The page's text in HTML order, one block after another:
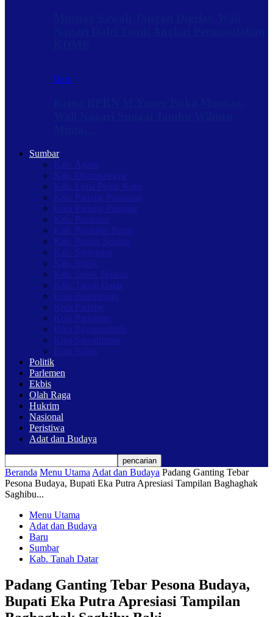
Baru
Sumbar
Kab. Agam
Kab. Dharmasraya
Kab. Lima Puluh Kota
Kab. Padang Pariaman
Kota Padang Panjang
Kab. Pasaman
Kab. Pasaman Barat
Kab. Pesisir Selatan
Kab. Sijunjung
Kab. Solok
Kab. Solok Selatan
Kab. Tanah Datar
Kota Bukittinggi
Kota Padang
Kota Pariaman
Kota Payakumbuh
Kota Sawahlunto
Kota Solok
Politik
Parlemen
Ekbis
Olah Raga
Hukrim
Nasional
Peristiwa
Adat dan Budaya
Beranda Menu Utama Adat dan Budaya Padang Ganting Tebar
Pesona Budaya, Bupati Eka Putra Apresiasi Tampilan Baghaghak
Saghibu...
Menu Utama
Adat dan Budaya
Baru
Sumbar
Kab. Tanah Datar
Padang Ganting Tebar Pesona Budaya,
Bupati Eka Putra Apresiasi Tampilan